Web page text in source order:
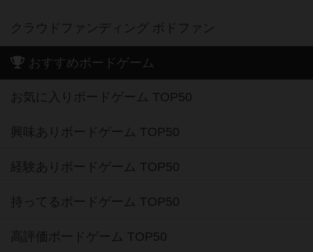
クラウドファンディング ボドファン
おすすめボードゲーム
お気に入りボードゲーム TOP50
興味ありボードゲーム TOP50
経験ありボードゲーム TOP50
持ってるボードゲーム TOP50
高評価ボードゲーム TOP50